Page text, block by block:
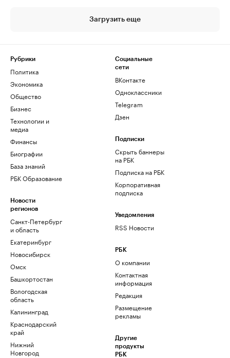
Загрузить еще
Рубрики
Политика
Экономика
Общество
Бизнес
Технологии и
медиа
Финансы
Биографии
База знаний
РБК Образование
Новости
регионов
Санкт-Петербург
и область
Екатеринбург
Новосибирск
Омск
Башкортостан
Вологодская
область
Калининград
Краснодарский
край
Нижний
Новгород
Социальные
сети
ВКонтакте
Одноклассники
Telegram
Дзен
Подписки
Скрыть баннеры
на РБК
Подписка на РБК
Корпоративная
подписка
Уведомления
RSS Новости
РБК
О компании
Контактная
информация
Редакция
Размещение
рекламы
Другие
продукты
РБК